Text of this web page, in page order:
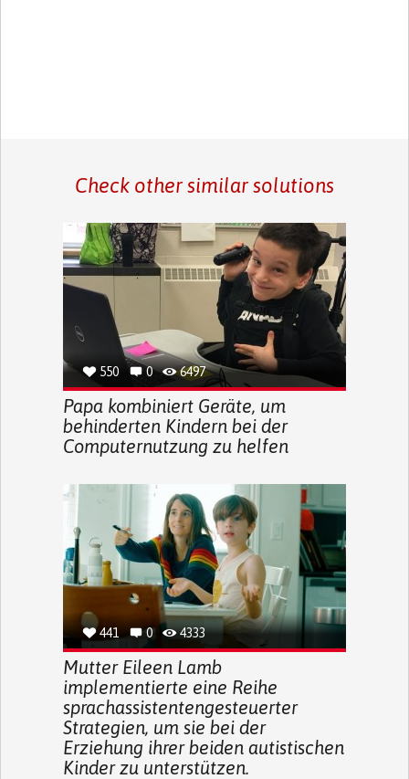
Check other similar solutions
550 0 6497
Papa kombiniert Geräte, um
behinderten Kindern bei der
Computernutzung zu helfen
441 0 4333
Mutter Eileen Lamb
implementierte eine Reihe
sprachassistentengesteuerter
Strategien, um sie bei der
Erziehung ihrer beiden autistischen
Kinder zu unterstützen.